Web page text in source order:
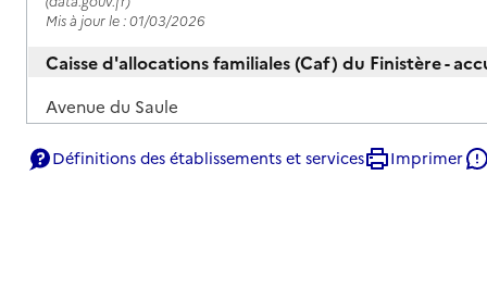
Mis à jour le : 01/03/2026
Caisse d'allocations familiales (Caf) du Finistère -
Adresse
Avenue du Saule
Définitions des établissements et services Imprimer